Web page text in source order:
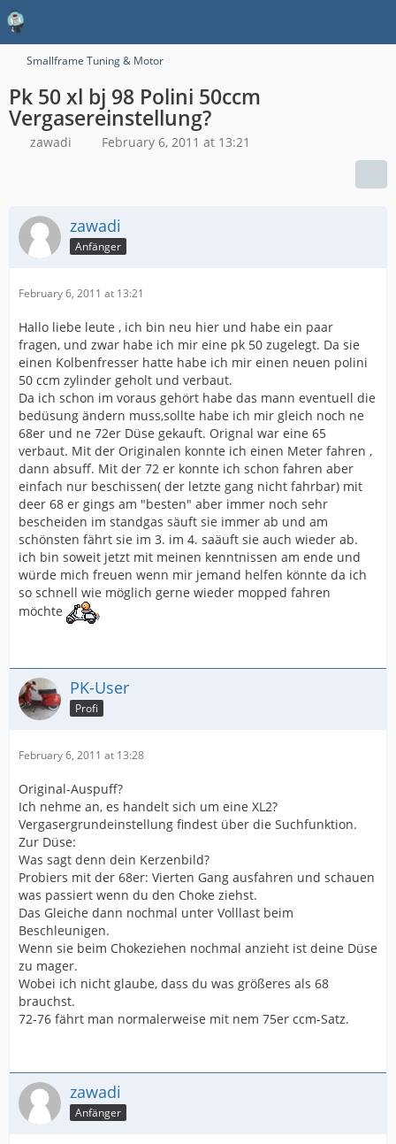
Smallframe Tuning & Motor
Pk 50 xl bj 98 Polini 50ccm
Vergasereinstellung?
zawadi February 6, 2011 at 13:21
zawadi
Anfänger
February 6, 2011 at 13:21
Hallo liebe leute , ich bin neu hier und habe ein paar
fragen, und zwar habe ich mir eine pk 50 zugelegt. Da sie
einen Kolbenfresser hatte habe ich mir einen neuen polini
50 ccm zylinder geholt und verbaut.
Da ich schon im voraus gehört habe das mann eventuell die
bedüsung ändern muss,sollte habe ich mir gleich noch ne
68er und ne 72er Düse gekauft. Orignal war eine 65
verbaut. Mit der Originalen konnte ich einen Meter fahren ,
dann absuff. Mit der 72 er konnte ich schon fahren aber
einfach nur beschissen( der letzte gang nicht fahrbar) mit
deer 68 er gings am "besten" aber immer noch sehr
bescheiden im standgas säuft sie immer ab und am
schönsten fährt sie im 3. im 4. saäuft sie auch wieder ab.
ich bin soweit jetzt mit meinen kenntnissen am ende und
würde mich freuen wenn mir jemand helfen könnte da ich
so schnell wie möglich gerne wieder mopped fahren
möchte
PK-User
Profi
February 6, 2011 at 13:28
Original-Auspuff?
Ich nehme an, es handelt sich um eine XL2?
Vergasergrundeinstellung findest über die Suchfunktion.
Zur Düse:
Was sagt denn dein Kerzenbild?
Probiers mit der 68er: Vierten Gang ausfahren und schauen
was passiert wenn du den Choke ziehst.
Das Gleiche dann nochmal unter Volllast beim
Beschleunigen.
Wenn sie beim Chokeziehen nochmal anzieht ist deine Düse
zu mager.
Wobei ich nicht glaube, dass du was größeres als 68
brauchst.
72-76 fährt man normalerweise mit nem 75er ccm-Satz.
zawadi
Anfänger